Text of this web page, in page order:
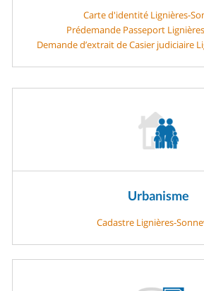
Carte d'identité Lignières-
Prédemande Passeport
Demande d’extrait de Casier judiciaire
Urbanisme
Cadastre Lignières-